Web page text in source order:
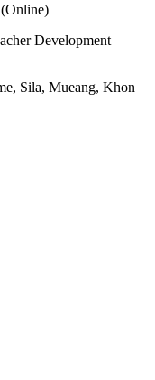
Development
Sila, Mueang, Khon